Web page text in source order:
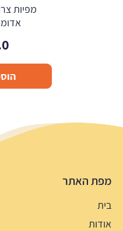
מפיות
מפת האתר
בית
אודות